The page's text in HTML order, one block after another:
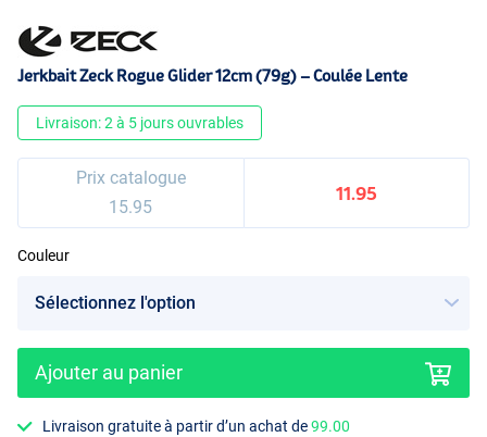
Jerkbait Zeck Rogue Glider 12cm (79g) – Coulée Lente
Livraison: 2 à 5 jours ouvrables
Prix catalogue
15.95
11.95
Couleur
Ajouter au panier
Livraison gratuite à partir d’un achat de99.00